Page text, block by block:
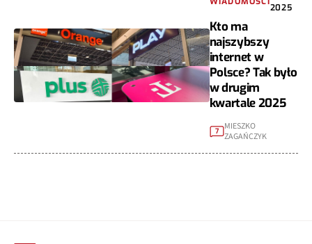
2025
Kto ma
najszybszy
internet w
Polsce? Tak było
w drugim
kwartale 2025
7
MIESZKO
ZAGAŃCZYK